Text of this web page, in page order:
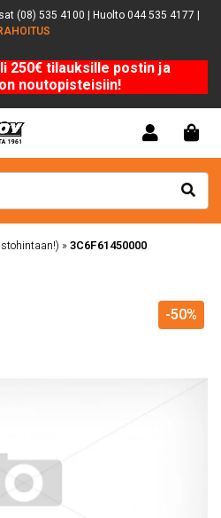
(08) 535 4100 | Huolto 044 535 4177 |
250€ tilauksille postin ja
noutopisteisiin!
»3C6F61450000
-50%